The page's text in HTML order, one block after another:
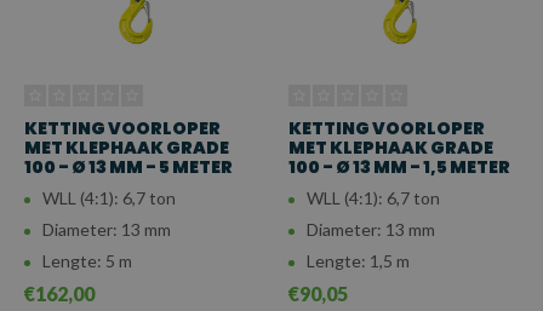
KETTING VOORLOPER
MET KLEPHAAK GRADE
100 - Ø 13 MM - 5 METER
WLL (4:1): 6,7 ton
Diameter: 13 mm
Lengte: 5 m
€162,00
KETTING VOORLOPER
MET KLEPHAAK GRADE
100 - Ø 13 MM - 1,5 METER
WLL (4:1): 6,7 ton
Diameter: 13 mm
Lengte: 1,5 m
€90,05